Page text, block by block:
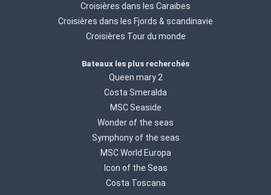
Croisières dans les Caraibes
Croisières dans les Fjords & scandinavie
Croisières Tour du monde
Bateaux les plus recherchés
Queen mary 2
Costa Smeralda
MSC Seaside
Wonder of the seas
Symphony of the seas
MSC World Europa
Icon of the Seas
Costa Toscana